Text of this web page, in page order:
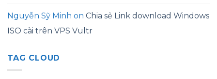
Nguyễn Sỹ Minh on Chia sẻ Link download Windows
ISO cài trên VPS Vultr
TAG CLOUD